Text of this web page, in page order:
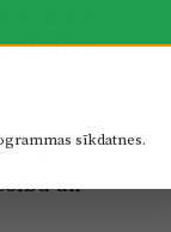
atbalsts
uz
un
sīkdatnes.